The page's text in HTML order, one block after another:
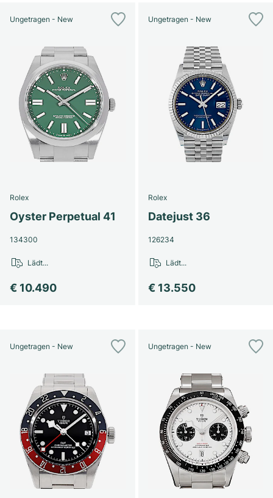
Ungetragen - New
Rolex
Oyster Perpetual 41
134300
€ 10.490
Lädt...
Ungetragen - New
Rolex
Datejust 36
126234
€ 13.550
Lädt...
Ungetragen - New Ungetragen - New